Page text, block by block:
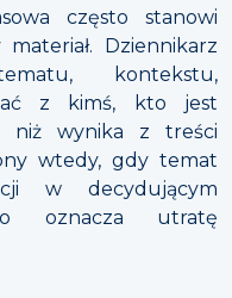
często stanowi
Dziennikarz
kontekstu,
z kimś, kto jest
niż wynika z treści
wtedy, gdy temat
w decydującym
oznacza utratę